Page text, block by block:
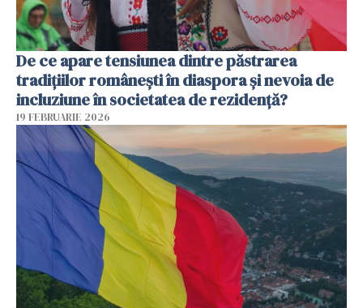
De ce apare tensiunea dintre păstrarea
tradițiilor românești în diaspora și nevoia de
incluziune în societatea de rezidență?
19 FEBRUARIE 2026